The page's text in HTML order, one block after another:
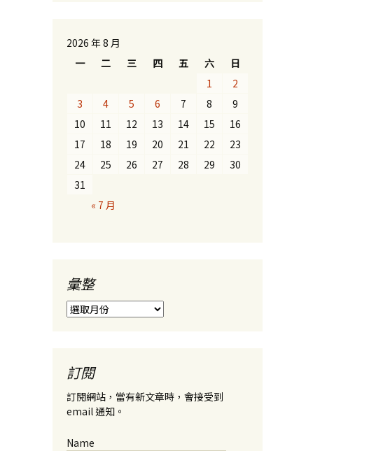
2026 年 8 月
一
二 三 四 五 六
日
1
2
3
4 5 6 7 8
9
10
11 12 13 14 15
16
17
18 19 20 21 22
23
24
25 26 27 28 29
30
31
« 7 月
彙整
彙
整
訂閱
訂閱網站，當有新文章時，會接受到
email 通知。
Name